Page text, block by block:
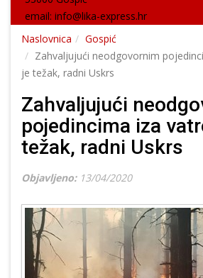
email: info@lika-express.hr
Naslovnica
Gospić
Zahvaljujući neodgovornim
je težak, radni Uskrs
Zahvaljujući
pojedincima iza
težak, radni Uskrs
Objavljeno: 13/04/2020